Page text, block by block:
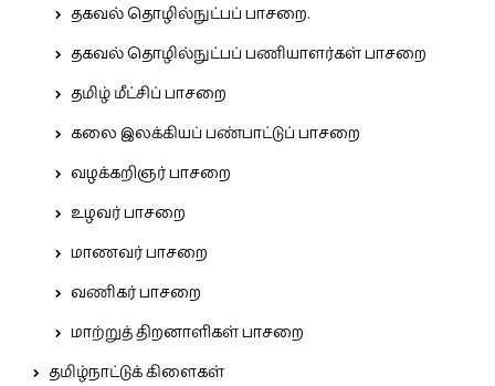
தகவல் தொழில்நுட்பப் பாசறை.
தகவல் தொழில்நுட்பப் பணியாளர்கள் பாசறை
தமிழ் மீட்சிப் பாசறை
கலை இலக்கியப் பண்பாட்டுப் பாசறை
வழக்கறிஞர் பாசறை
உழவர் பாசறை
மாணவர் பாசறை
வணிகர் பாசறை
மாற்றுத் திறனாளிகள் பாசறை
தமிழ்நாட்டுக் கிளைகள்